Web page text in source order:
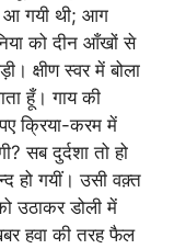
आ गयी थी; आग
को दीन आँखों से
क्षीण स्वर में बोला
हूँ। गाय की
क्रिया-करम में
सब दुर्दशा तो हो
हो गयीं। उसी वक़्त
उठाकर डोली में
हवा की तरह फैल